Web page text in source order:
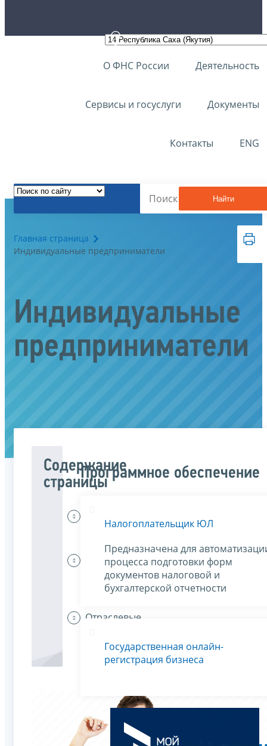
О ФНС России Деятельность
Сервисы и госуслуги Документы
Контакты ENG
Найти
Главная страница
Индивидуальные предприниматели
Индивидуальные
предприниматели
Содержание
страницы
интересует
Индивидуальные
предприниматели
платят налоги
Отраслевые
Программное обеспечение
Налогоплательщик ЮЛ
Предназначена для
процесса подготовки форм
документов налоговой и
бухгалтерской отчетности
Государственная онлайн-
регистрация бизнеса